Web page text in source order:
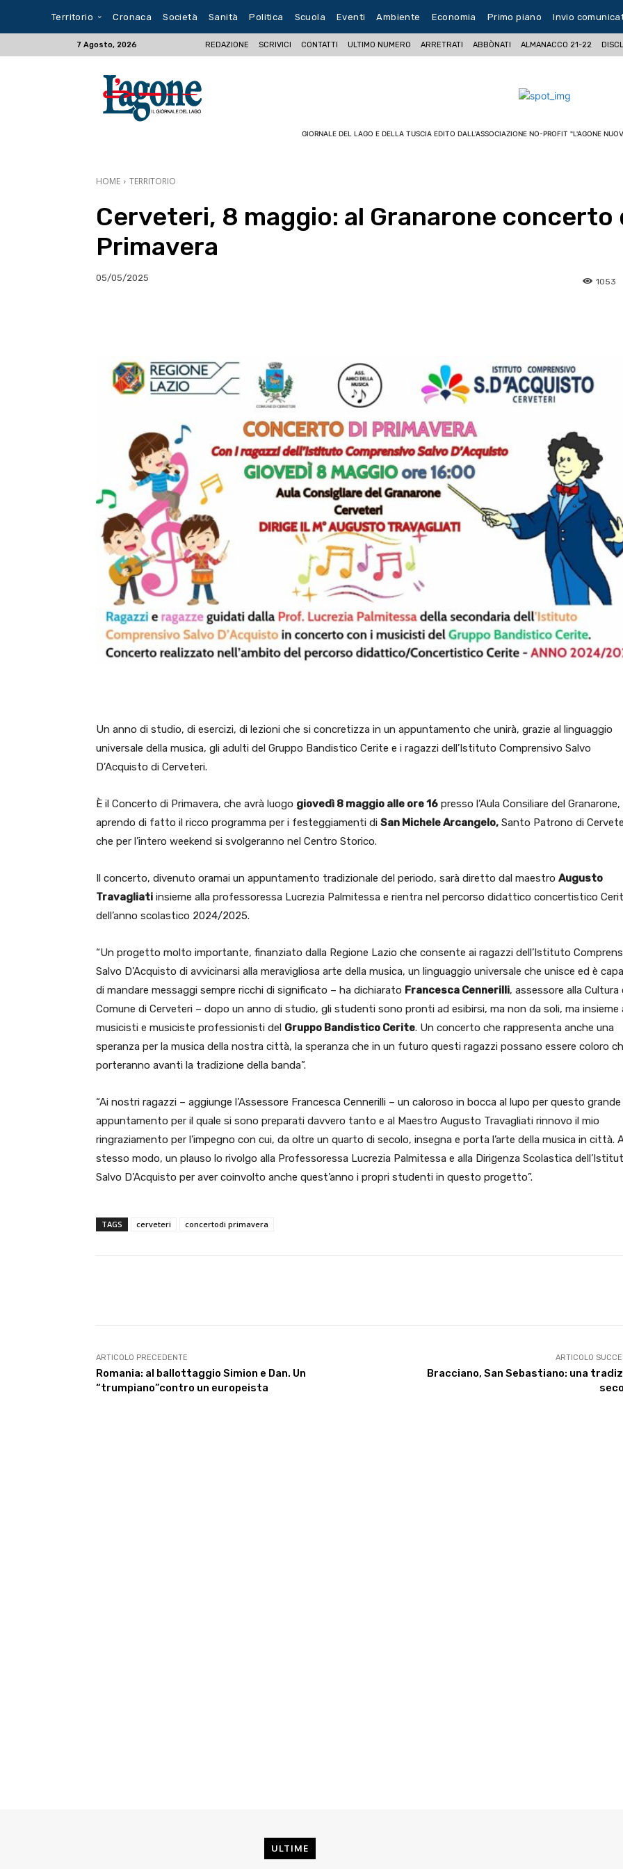
Territorio Cronaca Società Sanità Politica Scuola Eventi Ambiente Economia Primo piano Invio
7 Agosto, 2026 REDAZIONE SCRIVICI CONTATTI ULTIMO NUMERO ARRETRATI ABBÒNATI ALMANACCO 21-22
GIORNALE DEL LAGO E DELLA TUSCIA EDITO DALL'ASSOCIAZIONE NO-PROFIT "L'AGONE
HOME TERRITORIO
Cerveteri, 8 maggio: al Granarone concerto
Primavera
05/05/2025 1053
Un anno di studio, di esercizi, di lezioni che si concretizza in un appuntamento che unirà, grazie al linguaggio
universale della musica, gli adulti del Gruppo Bandistico Cerite e i ragazzi dell’Istituto Comprensivo Salvo
D’Acquisto di Cerveteri.
È il Concerto di Primavera, che avrà luogo giovedì 8 maggio alle ore 16 presso l’Aula Consiliare del Granarone,
aprendo di fatto il ricco programma per i festeggiamenti di San Michele Arcangelo, Santo Patrono di
che per l’intero weekend si svolgeranno nel Centro Storico.
Il concerto, divenuto oramai un appuntamento tradizionale del periodo, sarà diretto dal maestro Augusto
Travagliati insieme alla professoressa Lucrezia Palmitessa e rientra nel percorso didattico concertistico
dell’anno scolastico 2024/2025.
“Un progetto molto importante, finanziato dalla Regione Lazio che consente ai ragazzi dell’Istituto
Salvo D’Acquisto di avvicinarsi alla meravigliosa arte della musica, un linguaggio universale che unisce ed è
di mandare messaggi sempre ricchi di significato – ha dichiarato Francesca Cennerilli, assessore alla Cultura
Comune di Cerveteri – dopo un anno di studio, gli studenti sono pronti ad esibirsi, ma non da soli, ma insieme
musicisti e musiciste professionisti del Gruppo Bandistico Cerite. Un concerto che rappresenta anche una
speranza per la musica della nostra città, la speranza che in un futuro questi ragazzi possano essere coloro
porteranno avanti la tradizione della banda”.
“Ai nostri ragazzi – aggiunge l’Assessore Francesca Cennerilli – un caloroso in bocca al lupo per questo grande
appuntamento per il quale si sono preparati davvero tanto e al Maestro Augusto Travagliati rinnovo il mio
ringraziamento per l’impegno con cui, da oltre un quarto di secolo, insegna e porta l’arte della musica in città.
stesso modo, un plauso lo rivolgo alla Professoressa Lucrezia Palmitessa e alla Dirigenza Scolastica
Salvo D’Acquisto per aver coinvolto anche quest’anno i propri studenti in questo progetto”.
TAGS cerveteri concertodi primavera
ARTICOLO PRECEDENTE
Romania: al ballottaggio Simion e Dan. Un
“trumpiano”contro un europeista
ARTICOLO
Bracciano, San Sebastiano: una
ULTIME